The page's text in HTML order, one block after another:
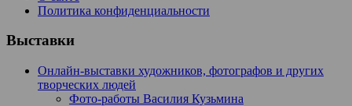
Политика конфиденциальности
Выставки
Онлайн-выставки художников, фотографов и других
творческих людей
Фото-работы Василия Кузьмина